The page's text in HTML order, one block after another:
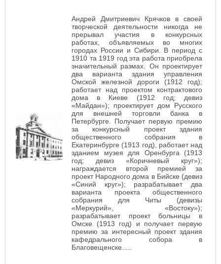
Андрей Дмитриевич Крячков в своей
творческой деятельности никогда не
прерывал участия в конкурсных
работах, объявляемых во многих
городах России и Сибири. В период с
1910 та 1919 год эта работа приобрела
значительный размах. Он проектирует
два варианта здания управления
Омской железной дороги (1912 год);
работает над проектом контрактового
дома в Киеве (1912 год; девиз
«Майдан»); проектирует дом Русского
для внешней торговли банка в
Петербурге. Получает первую премию
за конкурсный проект здания
общественного собрания в
Екатеринбурге (1913 год), работает над
зданием музея для Оренбурга (1913
год; девиз «Коричневый круг»);
награждается второй премией за
проект Народного дома в Бийске (девиз
«Синий круг»); разрабатывает два
варианта проекта общественного
собрания для Читы (девизы
«Меркурий», «Востоку»);
разрабатывает проект больницы в
Омске (1913 год) и получает первую
премию за интересный проект здания
кафедрального собора в
Благовещенске.....